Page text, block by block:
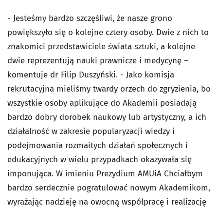
- Jesteśmy bardzo szczęśliwi, że nasze grono
powiększyło się o kolejne cztery osoby. Dwie z nich to
znakomici przedstawiciele świata sztuki, a kolejne
dwie reprezentują nauki prawnicze i medycynę –
komentuje dr Filip Duszyński. - Jako komisja
rekrutacyjna mieliśmy twardy orzech do zgryzienia, bo
wszystkie osoby aplikujące do Akademii posiadają
bardzo dobry dorobek naukowy lub artystyczny, a ich
działalność w zakresie popularyzacji wiedzy i
podejmowania rozmaitych działań społecznych i
edukacyjnych w wielu przypadkach okazywała się
imponująca. W imieniu Prezydium AMUiA Chciałbym
bardzo serdecznie pogratulować nowym Akademikom,
wyrażając nadzieję na owocną współpracę i realizację